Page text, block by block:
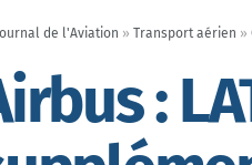
de l'Aviation » Transport aérien »
: